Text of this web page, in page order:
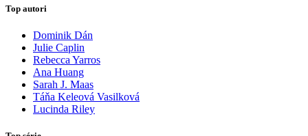
Top autori
Dominik Dán
Julie Caplin
Rebecca Yarros
Ana Huang
Sarah J. Maas
Táňa Keleová Vasilková
Lucinda Riley